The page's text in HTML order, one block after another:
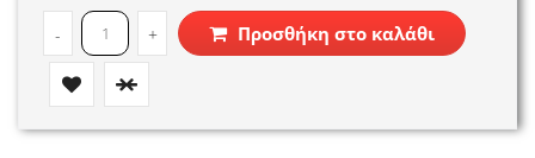
- + Προσθήκη στο καλάθι